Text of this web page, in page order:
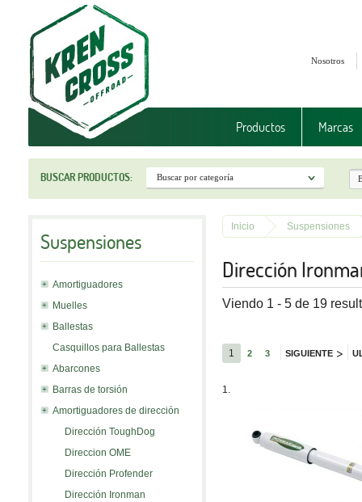
Nosotros
Productos Marcas
BUSCAR PRODUCTOS:
Suspensiones
Amortiguadores
Muelles
Ballestas
Casquillos para Ballestas
Abarcones
Barras de torsión
Amortiguadores de dirección
Dirección ToughDog
Direccion OME
Dirección Profender
Dirección Ironman
Inicio Suspensiones
Dirección
Viendo 1 - 5 de 19
1 2 3 SIGUIENTE >
1.